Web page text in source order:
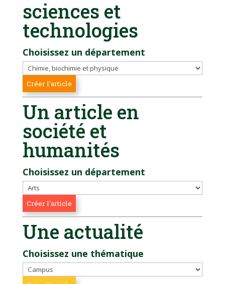
sciences et
technologies
Choisissez un département
Un article en
société et
humanités
Choisissez un département
Une actualité
Choisissez une thématique